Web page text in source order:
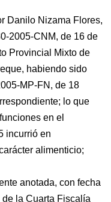
Danilo Nizama Flores,
2005-CNM, de 16 de
Provincial Mixto de
habiendo sido
MP-FN, de 18
lo que
en el
incurrió en
alimenticio;
anotada, con fecha
la Cuarta Fiscalía